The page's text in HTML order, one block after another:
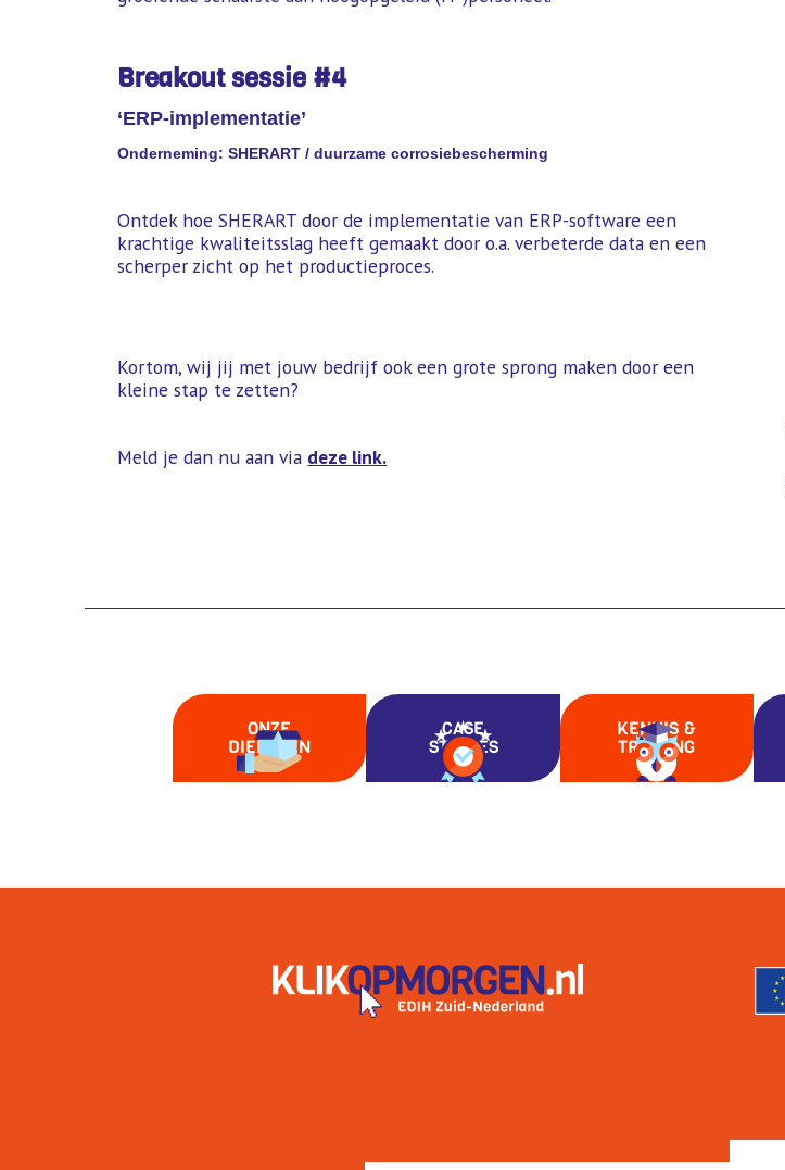
Breakout sessie #4
‘ERP-implementatie’
Onderneming: SHERART / duurzame corrosiebescherming
Ontdek hoe SHERART door de implementatie van ERP-software een
krachtige kwaliteitsslag heeft gemaakt door o.a. verbeterde data en een
scherper zicht op het productieproces.
Kortom, wij jij met jouw bedrijf ook een grote sprong maken door een
kleine stap te zetten?
Meld je dan nu aan via deze link.
ONZE
DIENSTEN
CASE
STUDIES
KENNIS &
TRAINING